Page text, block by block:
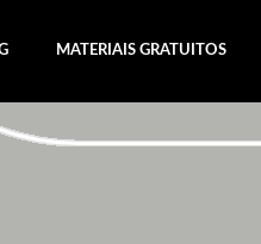
MATERIAIS GRATUITOS